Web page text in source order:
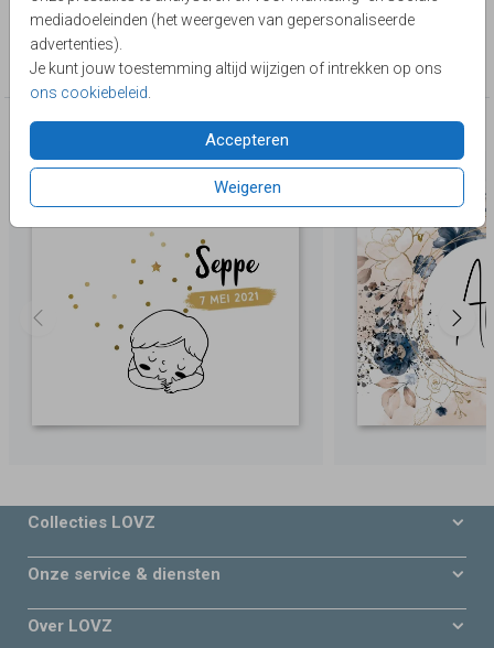
mediadoeleinden (het weergeven van gepersonaliseerde
advertenties).
Je kunt jouw toestemming altijd wijzigen of intrekken op ons
ons cookiebeleid
Accepteren
Weigeren
Collectie
Belgisch vierkant
Deze producten zijn wellicht ook iets voor je
Collecties LOVZ
Onze service & diensten
Over LOVZ